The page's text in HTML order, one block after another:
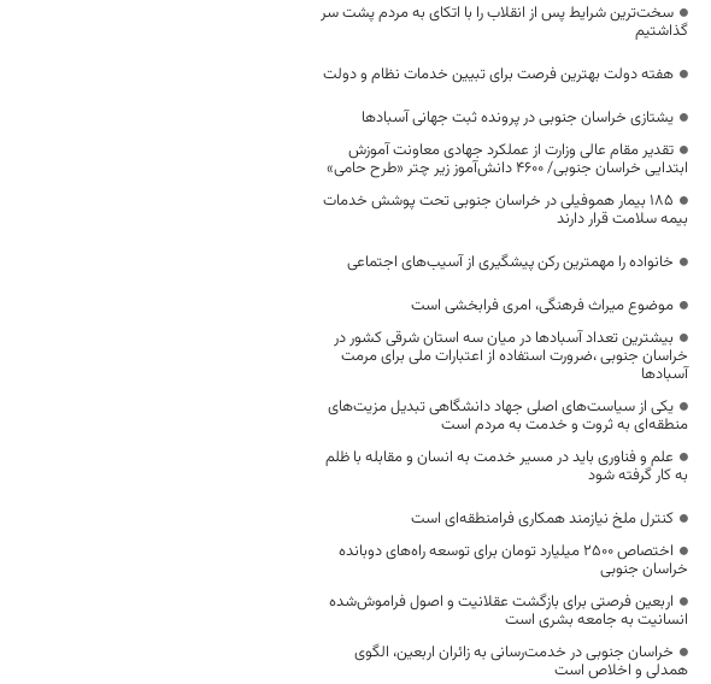
سخت‌ترین شرایط پس از انقلاب را با اتکای به مردم پشت سر
گذاشتیم
هفته دولت بهترین فرصت برای تبیین خدمات نظام و دولت
یشتازی خراسان جنوبی در پرونده ثبت جهانی آسبادها
تقدیر مقام عالی وزارت از عملکرد جهادی معاونت آموزش
ابتدایی خراسان جنوبی/ ۴۶۰۰ دانش‌آموز زیر چتر «طرح حامی»
۱۸۵ بیمار هموفیلی در خراسان جنوبی تحت پوشش خدمات
بیمه سلامت قرار دارند
خانواده را مهمترین رکن پیشگیری از آسیب‌های اجتماعی
موضوع میراث فرهنگی، امری فرابخشی است
بیشترین تعداد آسبادها در میان سه استان شرقی کشور در
خراسان جنوبی ،ضرورت استفاده از اعتبارات ملی برای مرمت
آسبادها
یکی از سیاست‌های اصلی جهاد دانشگاهی تبدیل مزیت‌های
منطقه‌ای به ثروت و خدمت به مردم است
علم و فناوری باید در مسیر خدمت به انسان و مقابله با ظلم
به کار گرفته شود
کنترل ملخ نیازمند همکاری فرامنطقه‌ای است
اختصاص 2500 میلیارد تومان برای توسعه راه‌های دوبانده
خراسان جنوبی
اربعین فرصتی برای بازگشت عقلانیت و اصول فراموش‌شده
انسانیت به جامعه بشری است
خراسان جنوبی در خدمت‌رسانی به زائران اربعین، الگوی
همدلی و اخلاص است